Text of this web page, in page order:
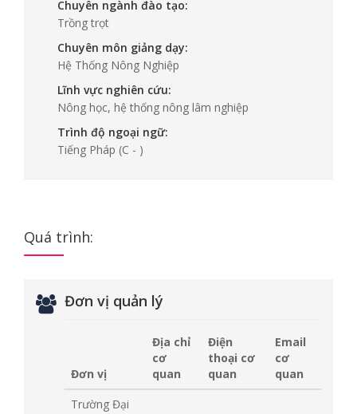
Chuyên ngành đào tạo:
Trồng trọt
Chuyên môn giảng dạy:
Hệ Thống Nông Nghiệp
Lĩnh vực nghiên cứu:
Nông học, hệ thống nông lâm nghiệp
Trình độ ngoại ngữ:
Tiếng Pháp (C - )
Quá trình:
Đơn vị quản lý
Đơn vị
Địa chỉ
cơ
quan
Điện
thoại cơ
quan
Email
cơ
quan
Trường Đại